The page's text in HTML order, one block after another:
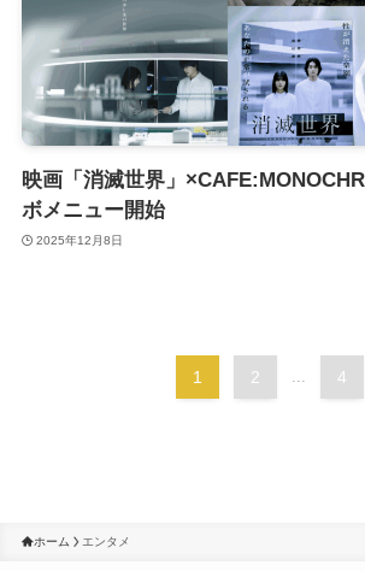
映画「消滅世界」
ボメニュー開始
2025年12月8日
1 2 ... 4
ホーム エンタメ